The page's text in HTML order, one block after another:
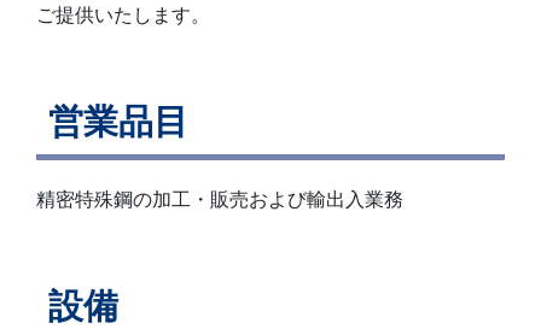
ご提供いたします。
営業品目
精密特殊鋼の加工・販売および輸出入業務
設備